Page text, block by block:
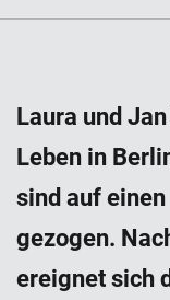
Laura und
Leben in
sind auf
gezogen.
ereignet sich